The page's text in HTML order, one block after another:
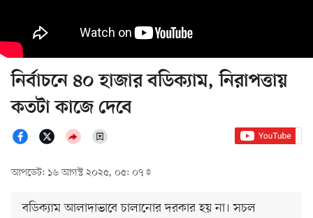
নির্বাচনে ৪০ হাজার বডিক্যাম, নিরাপত্তায়
কতটা কাজে দেবে
আপডেট: ১৬ আগস্ট ২০২৫, ০৫: ০৭
বডিক্যাম আলাদাভাবে চালানোর দরকার হয় না। সচল